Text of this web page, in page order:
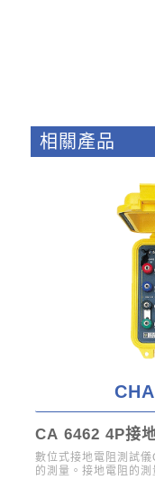
相關產品
CA 6462 4P接
數位式接地電阻測試
的測量。接地電阻的